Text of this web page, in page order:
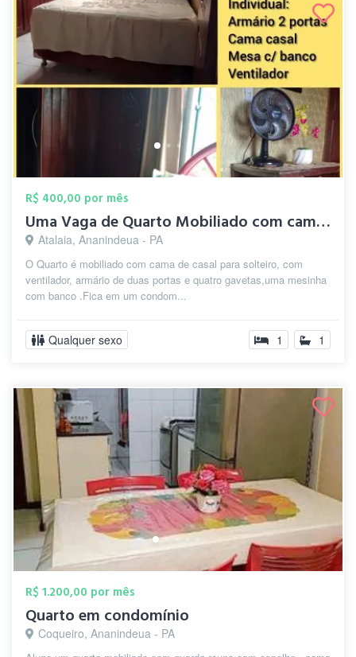
R$ 400,00 por mês
Uma Vaga de Quarto Mobiliado com cama de...
Atalaia, Ananindeua - PA
O Quarto é mobiliado com cama de casal para solteiro, com
ventilador, armário de duas portas e quatro gavetas,uma mesinha
com banco .Fica em um condom...
Qualquer sexo 1 1
R$ 1.200,00 por mês
Quarto em condomínio
Coqueiro, Ananindeua - PA